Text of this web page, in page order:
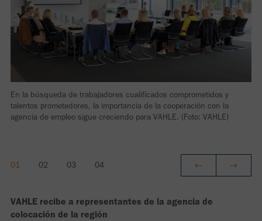
En la búsqueda de trabajadores cualificados comprometidos y
talentos prometedores, la importancia de la cooperación con la
agencia de empleo sigue creciendo para VAHLE. (Foto: VAHLE)
VAHLE recibe a representantes de la agencia de
colocación de la región